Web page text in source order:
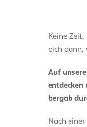
Keine
dich dann,
Auf
entdecken
bergab
Nach